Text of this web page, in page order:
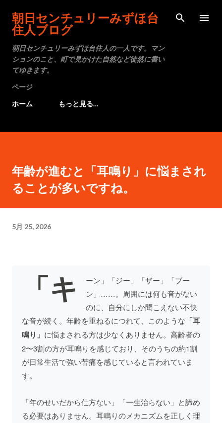
スキップしてメイン コンテンツに移動
朝日センチュリーみずほ台
住人ブログ
朝日センチュリーみずほ台住人の一人です。マン
ションのこと、町で見かけた自然など徒然に書い
てゆきます。
ページ
ホーム
もっと見る…
年齢が進むと「耳鳴り」に悩まされ
ることが多いですね。
5月 25, 2026
「キ
ーン」「ジー」「ザー」「ブー
ン」……。周囲には何も音がない
のに、自分にしか聞こえない不快
な音が続く。年齢を重ねるにつれて、このような 「耳
鳴り」 に悩まされる方は少なくありません。高齢者の
2〜3割の方が耳鳴りを感じており、そのうちの約1割
が日常生活で強い苦痛を感じていると言われていま
す。
「年のせいだから仕方ない」「一生治らない」と諦め
る必要はありません。耳鳴りのメカニズムを正しく理